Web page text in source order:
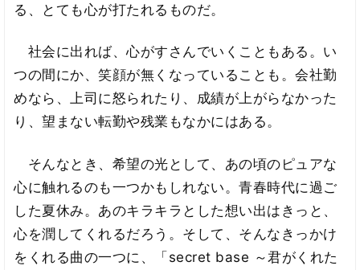
る、とても心が打たれるものだ。
社会に出れば、心がすさんでいくこともある。い
つの間にか、笑顔が無くなっていることも。会社勤
めなら、上司に怒られたり、成績が上がらなかった
り、望まない転勤や残業もなかにはある。
そんなとき、希望の光として、あの頃のピュアな
心に触れるのも一つかもしれない。青春時代に過ご
した夏休み。あのキラキラとした想い出はきっと、
心を潤してくれるだろう。そして、そんなきっかけ
をくれる曲の一つに、「secret base ～君がくれた